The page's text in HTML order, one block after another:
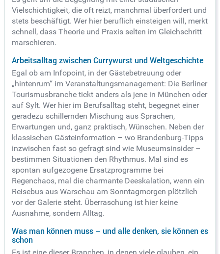
Vielschichtigkeit, die oft reizt, manchmal überfordert und
stets beschäftigt. Wer hier beruflich einsteigen will, merkt
schnell, dass Theorie und Praxis selten im Gleichschritt
marschieren.
Arbeitsalltag zwischen Currywurst und Weltgeschichte
Egal ob am Infopoint, in der Gästebetreuung oder
„hintenrum“ im Veranstaltungsmanagement: Die Berliner
Tourismusbranche tickt anders als jene in München oder
auf Sylt. Wer hier im Berufsalltag steht, begegnet einer
geradezu schillernden Mischung aus Sprachen,
Erwartungen und, ganz praktisch, Wünschen. Neben der
klassischen Gästeinformation – wo Brandenburg-Tipps
inzwischen fast so gefragt sind wie Museumsinsider –
bestimmen Situationen den Rhythmus. Mal sind es
spontan aufgezogene Ersatzprogramme bei
Regenchaos, mal die charmante Deeskalation, wenn ein
Reisebus aus Warschau am Sonntagmorgen plötzlich
vor der Galerie steht. Überraschung ist hier keine
Ausnahme, sondern Alltag.
Was man können muss – und alle denken, sie können es
schon